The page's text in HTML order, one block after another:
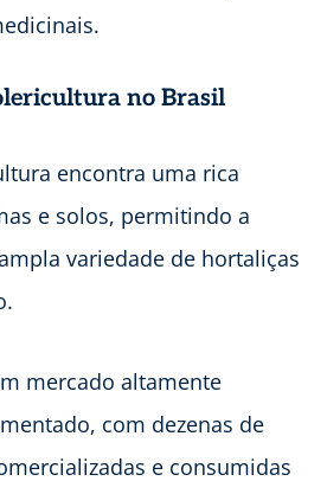
no Brasil
encontra uma rica
e solos, permitindo a
variedade de hortaliças
mercado altamente
com dezenas de
e consumidas